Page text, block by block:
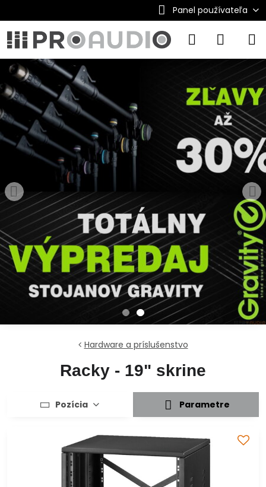
Panel používateľa
Hardware a príslušenstvo
Racky - 19" skrine
Pozícia Parametre